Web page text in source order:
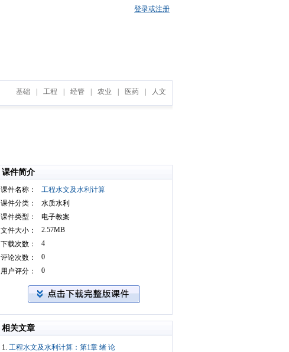
登录或注册
基础 工程 经管 农业 医药 人文
课件简介
课件名称：
工程水文及水利计算
课件分类：
水质水利
课件类型：
电子教案
文件大小：
2.57MB
下载次数：
4
评论次数：
0
用户评分：
0
相关文章
1. 工程水文及水利计算：第1章 绪 论